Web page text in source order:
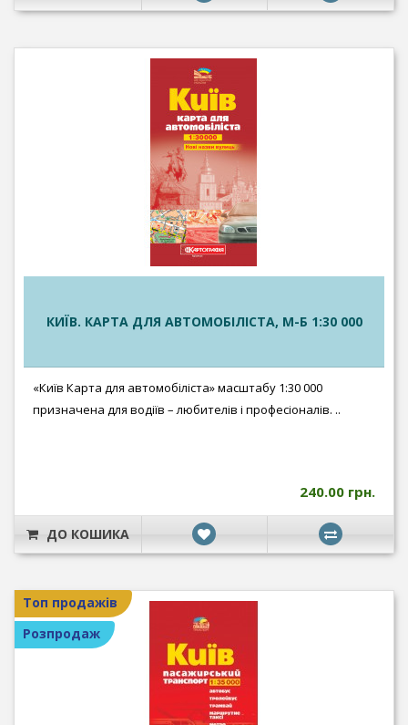
КИЇВ. КАРТА ДЛЯ АВТОМОБІЛІСТА, М-Б 1:30 000
«Київ Карта для автомобіліста» масштабу 1:30 000
призначена для водіїв – любителів і професіоналів. ..
240.00 грн.
ДО КОШИКА
Топ продажів
Розпродаж